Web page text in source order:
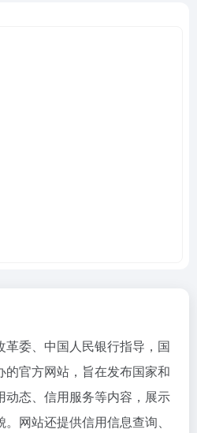
委、中国人民银行指导，国
的官方网站，旨在发布国家和
动态、信用服务等内容，展示
网站还提供信用信息查询、